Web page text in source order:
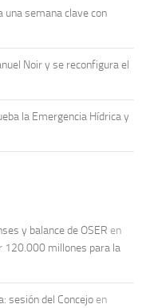
una semana clave con
Noir y se reconfigura el
la Emergencia Hídrica y
y balance de OSER en
120.000 millones para la
sesión del Concejo en